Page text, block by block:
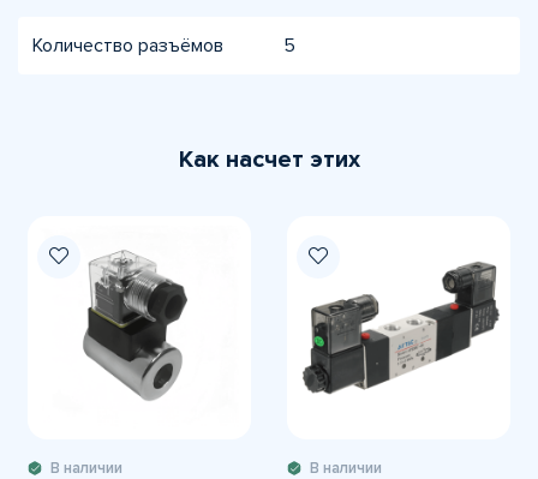
Количество разъёмов 5
Как насчет этих
В наличии В наличии